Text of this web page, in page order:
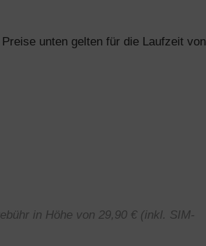
unten gelten für die Laufzeit von
in Höhe von 29,90 € (inkl. SIM-